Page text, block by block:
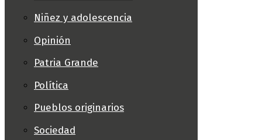
Niñez y adolescencia
Opinión
Patria Grande
Política
Pueblos originarios
Sociedad